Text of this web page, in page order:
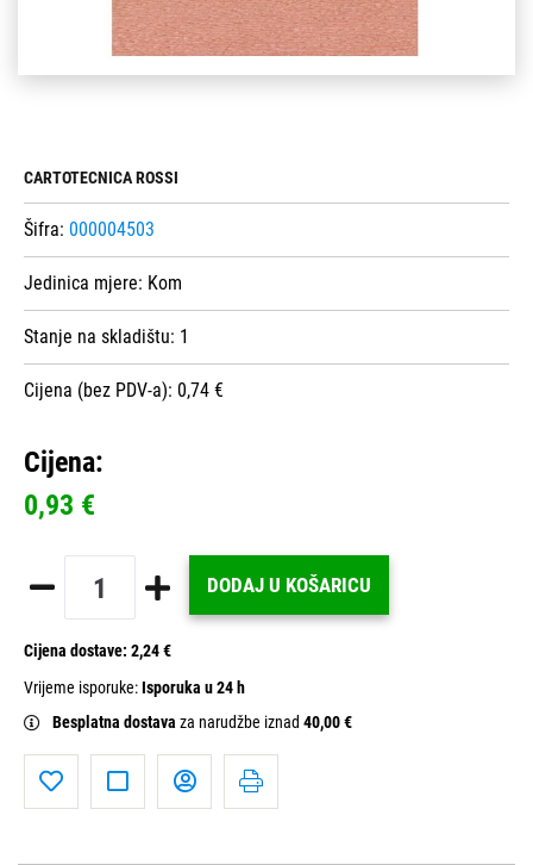
CARTOTECNICA ROSSI
Šifra: 000004503
Jedinica mjere: Kom
Stanje na skladištu: 1
Cijena (bez PDV-a): 0,74 €
Cijena:
0,93 €
DODAJ U KOŠARICU
Cijena dostave: 2,24 €
Vrijeme isporuke:Isporuka u 24 h
Besplatna dostava za narudžbe iznad 40,00 €